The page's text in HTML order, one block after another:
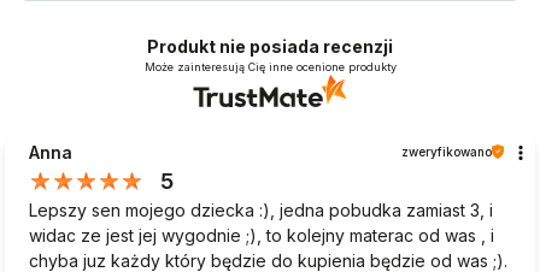
Produkt nie posiada recenzji
Może zainteresują Cię inne ocenione produkty
Anna zweryfikowano
5
Lepszy sen mojego dziecka :), jedna pobudka zamiast 3, i
widac ze jest jej wygodnie ;), to kolejny materac od was , i
chyba juz każdy który będzie do kupienia będzie od was ;).